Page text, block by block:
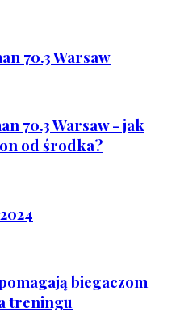
70.3 Warsaw
70.3 Warsaw - jak
od środka?
biegaczom
treningu